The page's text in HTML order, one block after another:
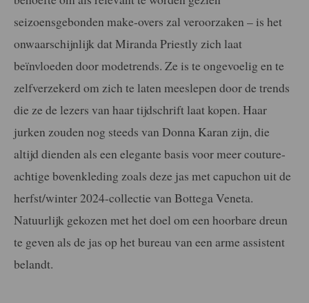
seizoensgebonden make-overs zal veroorzaken – is het
onwaarschijnlijk dat Miranda Priestly zich laat
beïnvloeden door modetrends. Ze is te ongevoelig en te
zelfverzekerd om zich te laten meeslepen door de trends
die ze de lezers van haar tijdschrift laat kopen. Haar
jurken zouden nog steeds van Donna Karan zijn, die
altijd dienden als een elegante basis voor meer couture-
achtige bovenkleding zoals deze jas met capuchon uit de
herfst/winter 2024-collectie van Bottega Veneta.
Natuurlijk gekozen met het doel om een hoorbare dreun
te geven als de jas op het bureau van een arme assistent
belandt.